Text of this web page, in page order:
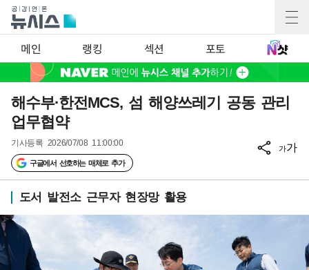
메인 랭킹 섹션 포토
해수부·한전MCS, 섬 해양쓰레기 공동 관리
업무협약
기사등록 2026/07/08 11:00:00
구글에서 선호하는 매체로 추가
가가
도서 발전소 근무자 현장망 활용